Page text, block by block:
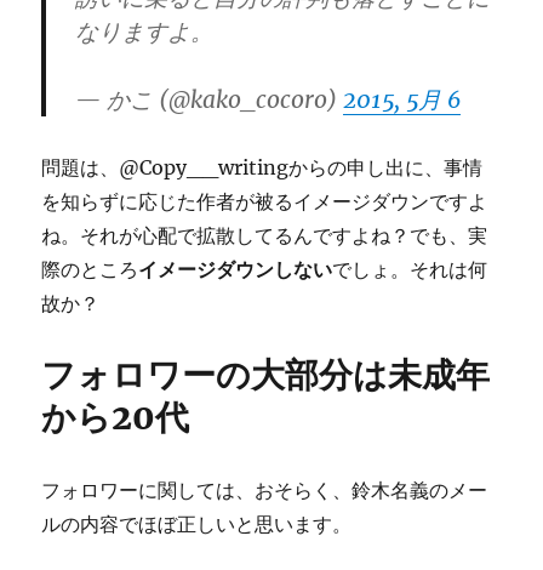
なりますよ。
— かこ (@kako_cocoro)2015, 5月 6
問題は、@Copy__writingからの申し出に、事情
を知らずに応じた作者が被るイメージダウンですよ
ね。それが心配で拡散してるんですよね？でも、実
際のところイメージダウンしないでしょ。それは何
故か？
フォロワーの大部分は未成年
から20代
フォロワーに関しては、おそらく、鈴木名義のメー
ルの内容でほぼ正しいと思います。